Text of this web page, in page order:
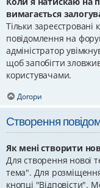
вимагається
Тільки
повідомлення на
адміністратор
щоб запобігти
користувачами.
Догори
Створення
Як мені створити
Для створення нової
тема". Для
кнопці "Відповісти".